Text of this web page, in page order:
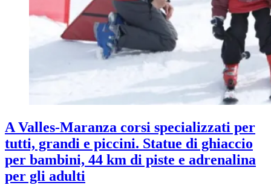
A Valles-Maranza corsi specializzati per
tutti, grandi e piccini. Statue di ghiaccio
per bambini, 44 km di piste e adrenalina
per gli adulti